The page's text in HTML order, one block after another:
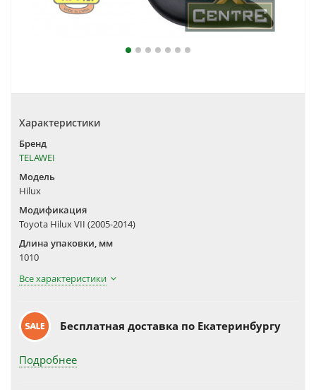
Характеристики
Бренд
TELAWEI
Модель
Hilux
Модификация
Toyota Hilux VII (2005-2014)
Длина упаковки, мм
1010
Все характеристики
Бесплатная доставка по Екатеринбургу
Подробнее